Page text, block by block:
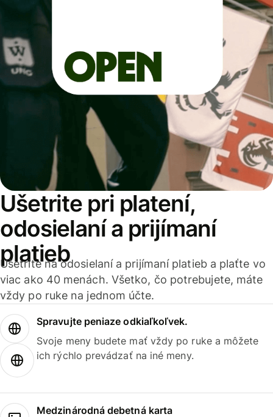
Ušetrite pri platení,
odosielaní a prijímaní
platieb
Ušetrite na odosielaní a prijímaní platieb a plaťte vo
viac ako 40 menách. Všetko, čo potrebujete, máte
vždy po ruke na jednom účte.
Spravujte peniaze odkiaľkoľvek.
Svoje meny budete mať vždy po ruke a môžete
ich rýchlo prevádzať na iné meny.
Medzinárodná debetná karta